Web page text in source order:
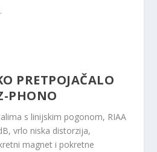
PRETPOJAČALO
PHONO
s linijskim pogonom, RIAA
vrlo niska distorzija,
magnet i pokretne